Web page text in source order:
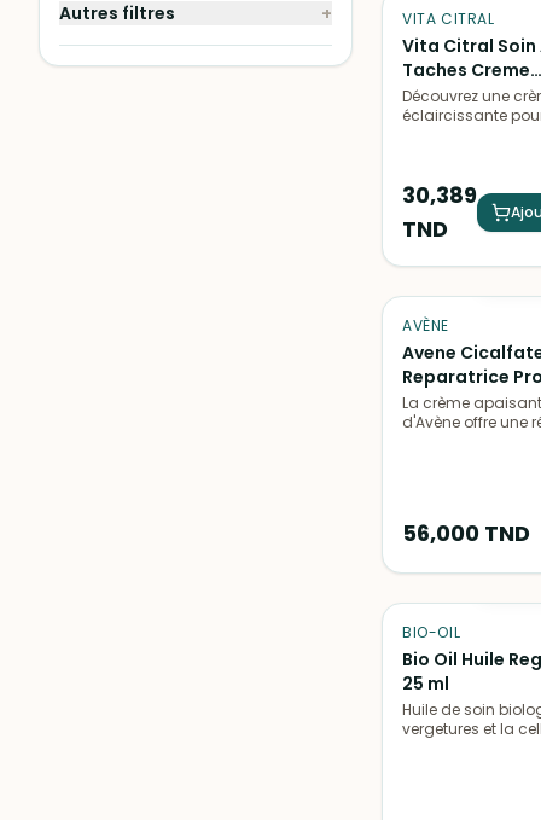
Autres filtres + VITA CITRAL
Vita Citral Soin
Taches Creme
Eclaircissante
Age 75 ml
Découvrez une
éclaircissante
légère hydrate et
naturel de votre
quotidien.
30,389
TND
AVÈNE
Avene
Reparatrice
100 ml + Eau
ml Gratuit
La crème
d'Avène offre une
56,000 TND
BIO-OIL
Bio Oil Huile
25 ml
Huile de soin
vergetures et la